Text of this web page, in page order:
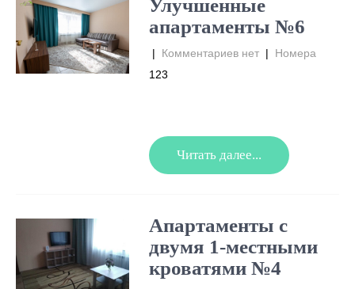
Улучшенные
апартаменты №6
| Комментариев нет | Номера
123
Читать далее...
Апартаменты с
двумя 1-местными
кроватями №4